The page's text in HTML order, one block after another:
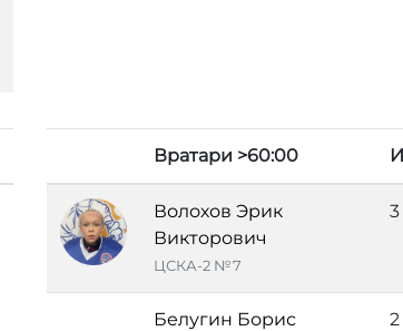
Вратари >60:00 И
Волохов Эрик
Викторович
ЦСКА-2 №7
3
Белугин Борис 2